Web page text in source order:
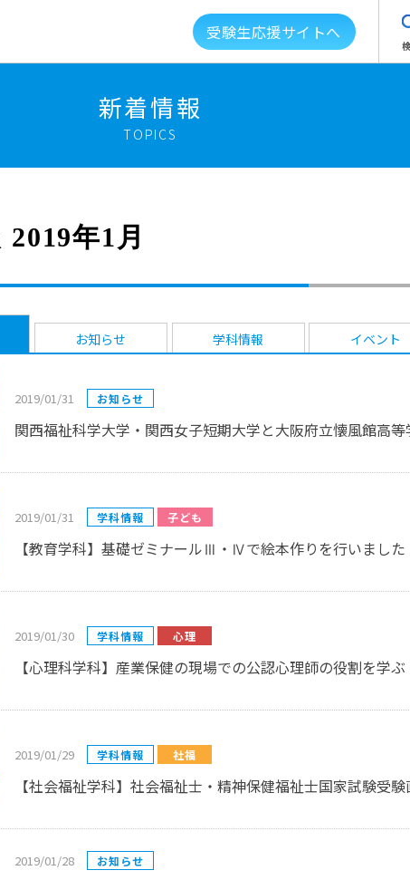
受験生応援サイトへ
する取り組み
実習マネジメント研究会
大学広報誌「福科大通信」 学生便覧
新着情報
TOPICS
年1月
お知らせ 学科情報 イベント
2019/01/31 お知らせ
関西福祉科学大学・関西女子短期大学と大阪府立懐風館高
2019/01/31 学科情報 子ども
【教育学科】基礎ゼミナールⅢ・Ⅳで絵本作りを行いました
2019/01/30 学科情報 心理
【心理科学科】産業保健の現場での公認心理師の役割を学ぶ
2019/01/29 学科情報 社福
【社会福祉学科】社会福祉士・精神保健福祉士国家試験受
2019/01/28 お知らせ